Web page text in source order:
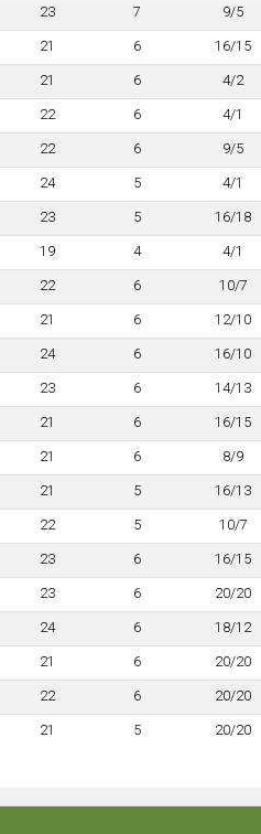
23 7 9/5
21 6 16/15
21 6 4/2
22 6 4/1
22 6 9/5
24 5 4/1
23 5 16/18
19 4 4/1
22 6 10/7
21 6 12/10
24 6 16/10
23 6 14/13
21 6 16/15
21 6 8/9
21 5 16/13
22 5 10/7
23 6 16/15
23 6 20/20
24 6 18/12
21 6 20/20
22 6 20/20
21 5 20/20